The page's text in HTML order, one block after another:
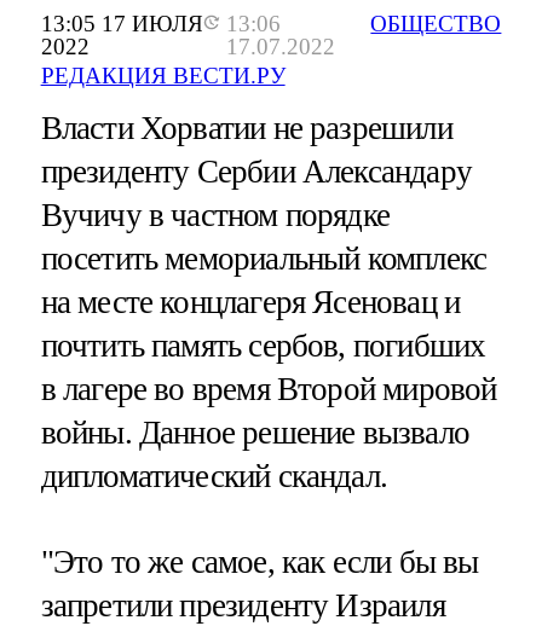
13:05 17 ИЮЛЯ
2022
13:06
17.07.2022
РЕДАКЦИЯ ВЕСТИ.РУ
ОБЩЕСТВО
Власти Хорватии не разрешили
президенту Сербии Александару
Вучичу в частном порядке
посетить мемориальный комплекс
на месте концлагеря Ясеновац и
почтить память сербов, погибших
в лагере во время Второй мировой
войны. Данное решение вызвало
дипломатический скандал.
"Это то же самое, как если бы вы
запретили президенту Израиля